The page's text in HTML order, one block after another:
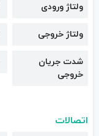
ولتاژ ورودی
ولتاژ خروجی
شدت جریان
خروجی
اتصالات